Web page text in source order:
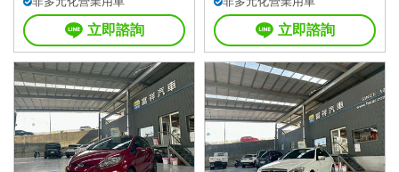
立即諮詢 立即諮詢